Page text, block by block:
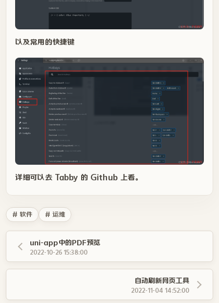
以及常用的快捷键
详细可以去 Tabby 的 Github 上看。
# 软件 # 运维
uni-app中的PDF预览
2022-10-26 15:38:00
自动刷新网页工具
2022-11-04 14:52:00